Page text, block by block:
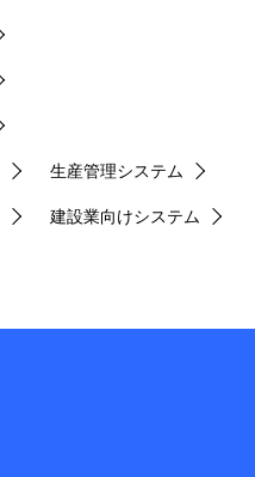
生産管理システム
建設業向けシステム